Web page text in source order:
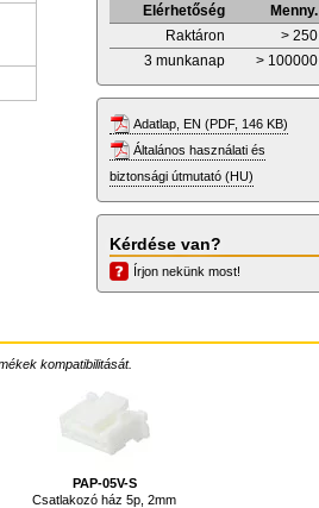
Elérhetőség
Menny.
Raktáron
> 250
3 munkanap
> 100000
Adatlap, EN (PDF, 146 KB)
Általános használati és
biztonsági útmutató (HU)
Kérdése van?
Írjon nekünk most!
kompatibilitását.
PAP-05V-S
Csatlakozó ház 5p, 2mm